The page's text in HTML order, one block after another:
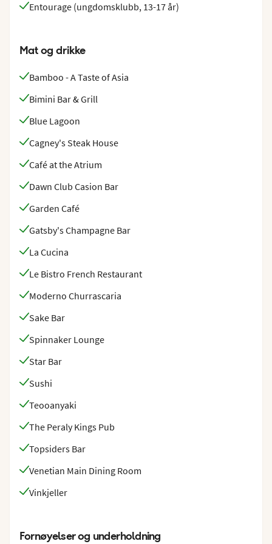
Entourage (ungdomsklubb, 13-17 år)
Mat og drikke
Bamboo - A Taste of Asia
Bimini Bar & Grill
Blue Lagoon
Cagney's Steak House
Café at the Atrium
Dawn Club Casion Bar
Garden Café
Gatsby's Champagne Bar
La Cucina
Le Bistro French Restaurant
Moderno Churrascaria
Sake Bar
Spinnaker Lounge
Star Bar
Sushi
Teooanyaki
The Peraly Kings Pub
Topsiders Bar
Venetian Main Dining Room
Vinkjeller
Fornøyelser og underholdning